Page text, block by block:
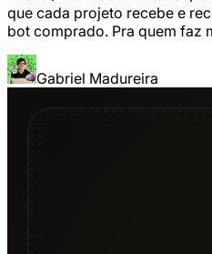
que cada projeto recebe e
bot comprado. Pra quem faz
Gabriel Madureira